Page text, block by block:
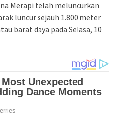
Merapi telah meluncurkan
luncur sejauh 1.800 meter
barat daya pada Selasa, 10